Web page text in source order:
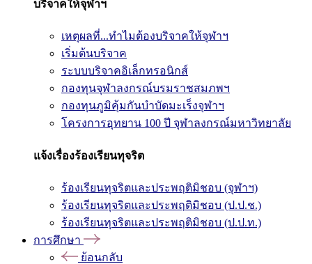
บริจาคให้จุฬาฯ
เหตุผลที่...ทำไมต้องบริจาคให้จุฬาฯ
เริ่มต้นบริจาค
ระบบบริจาคอิเล็กทรอนิกส์
กองทุนจุฬาลงกรณ์บรมราชสมภพฯ
กองทุนภูมิคุ้มกันบำบัดมะเร็งจุฬาฯ
โครงการอุทยาน 100 ปี จุฬาลงกรณ์มหาวิทยาลัย
แจ้งเรื่องร้องเรียนทุจริต
ร้องเรียนทุจริตและประพฤติมิชอบ (จุฬาฯ)
ร้องเรียนทุจริตและประพฤติมิชอบ (ป.ป.ช.)
ร้องเรียนทุจริตและประพฤติมิชอบ (ป.ป.ท.)
การศึกษา
ย้อนกลับ